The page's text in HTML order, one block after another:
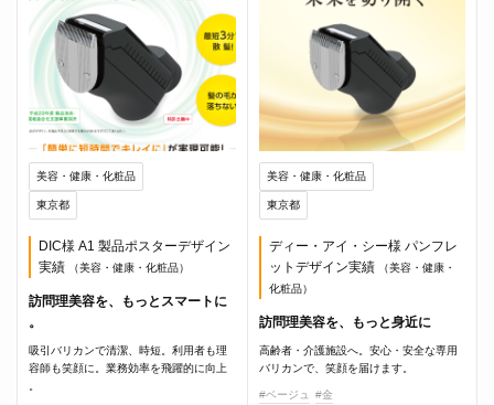
美容・健康・化粧品
東京都
DIC様 A1 製品ポスターデザイン
実績
（美容・健康・化粧品）
訪問理美容を、もっとスマートに
。
吸引バリカンで清潔、時短。利用者も理
容師も笑顔に。業務効率を飛躍的に向上
美容・健康・化粧品
東京都
ディー・アイ・シー様 パンフレ
ットデザイン実績
（美容・健康・
化粧品）
訪問理美容を、もっと身近に
高齢者・介護施設へ。安心・安全な専用
バリカンで、笑顔を届けます。
#ベージュ
#金